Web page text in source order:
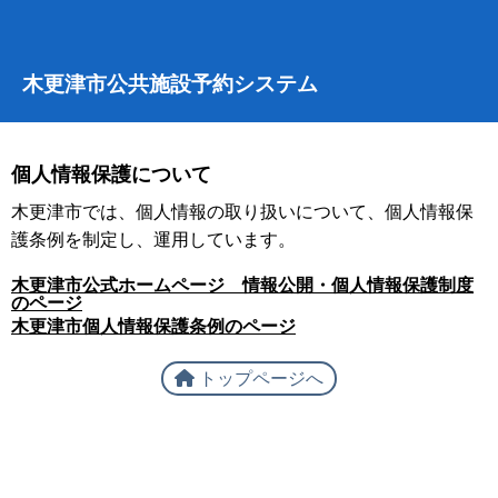
木更津市公共施設予約システム
個人情報保護について
木更津市では、個人情報の取り扱いについて、個人情報保
護条例を制定し、運用しています。
木更津市公式ホームページ 情報公開・個人情報保護制度
のページ
木更津市個人情報保護条例のページ
トップページへ